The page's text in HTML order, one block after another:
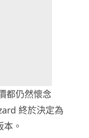
都仍然懷念
終於決定為
。